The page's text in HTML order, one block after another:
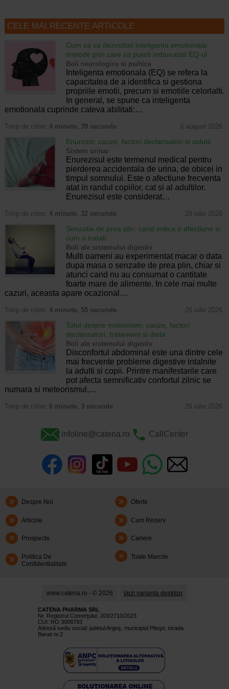
CELE MAI RECENTE ARTICOLE
Cum sa va dezvoltati inteligenta emotionala:
metode prin care va puteti imbunatati EQ-ul
Boli neurologice si psihice
Inteligenta emotionala (EQ) se refera la
capacitatea de a identifica si gestiona
propriile emotii, precum si emotiile celorlalti.
In general, se spune ca inteligenta
emotionala cuprinde cateva abilitati:…
Timp de citire: 4 minute, 39 secunde 6 august 2026
Enurezis: cauze, factori declansatori si solutii
Sistem urinar
Enurezisul este termenul medical pentru
pierderea accidentala de urina, de obicei in
timpul somnului. Este o afectiune frecventa
atat in randul copiilor, cat si al adultilor.
Enurezisul este considerat…
Timp de citire: 4 minute, 32 secunde 28 iulie 2026
Senzatia de prea plin: cand indica o afectiune si
cum o tratati
Boli ale sistemului digestiv
Multi oameni au experimentat macar o data
dupa masa o senzatie de prea plin, chiar si
atunci cand nu au consumat o cantitate
foarte mare de alimente. In cele mai multe
cazuri, aceasta apare ocazional…
Timp de citire: 4 minute, 55 secunde 26 iulie 2026
Totul despre meteorism: cauze, factori
declansatori, tratament si dieta
Boli ale sistemului digestiv
Disconfortul abdominal este una dintre cele
mai frecvente probleme digestive intalnite
la adulti si copii. Printre manifestarile care
pot afecta semnificativ confortul zilnic se
numara si meteorismul,…
Timp de citire: 6 minute, 3 secunde 26 iulie 2026
infoline@catena.ro CallCenter
Despre Noi Oferte
Articole Cum Rezerv
Prospecte Cariere
Politica De
Confidentialitate
Toate Marcile
www.catena.ro - © 2026 Vezi varianta desktop
CATENA PHARMA SRL
Nr. Registrul Comerţului: J03/2710/2023
CUI: RO 3008793
Adresă sediu social: judetul Argeş, municipiul Piteşti, strada
Banat nr.2